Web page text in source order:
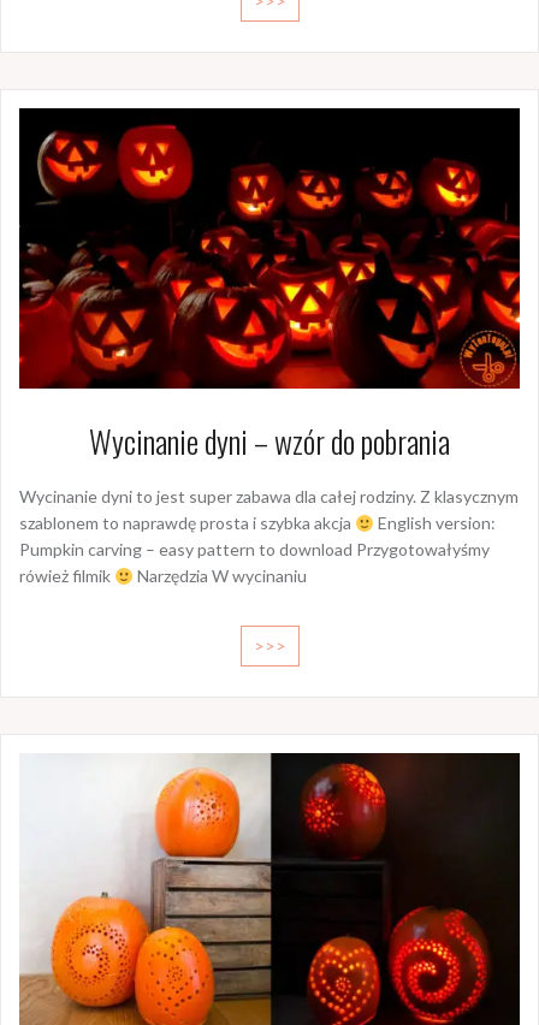
Wycinanie dyni – wzór do pobrania
Wycinanie dyni to jest super zabawa dla całej rodziny. Z klasycznym
szablonem to naprawdę prosta i szybka akcja
English version:
Pumpkin carving – easy pattern to download Przygotowałyśmy
rówież filmik
Narzędzia W wycinaniu
>>>